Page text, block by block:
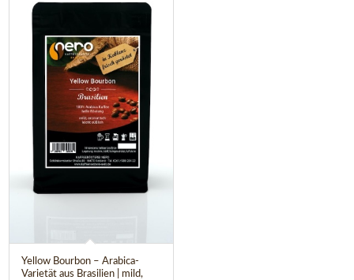
Yellow Bourbon – Arabica-
Varietät aus Brasilien | mild,